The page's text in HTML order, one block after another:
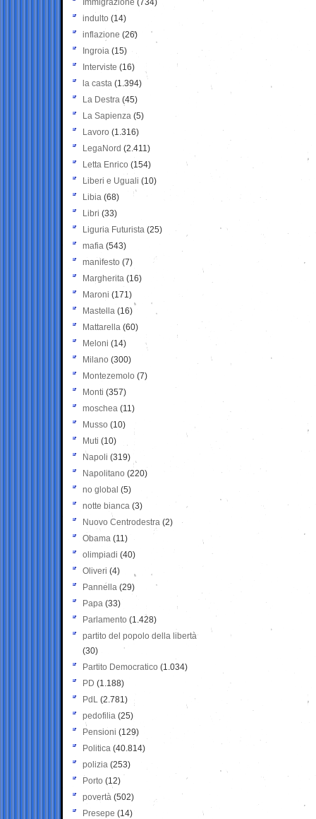
Immigrazione (734)
indulto (14)
inflazione (26)
Ingroia (15)
Interviste (16)
la casta (1.394)
La Destra (45)
La Sapienza (5)
Lavoro (1.316)
LegaNord (2.411)
Letta Enrico (154)
Liberi e Uguali (10)
Libia (68)
Libri (33)
Liguria Futurista (25)
mafia (543)
manifesto (7)
Margherita (16)
Maroni (171)
Mastella (16)
Mattarella (60)
Meloni (14)
Milano (300)
Montezemolo (7)
Monti (357)
moschea (11)
Musso (10)
Muti (10)
Napoli (319)
Napolitano (220)
no global (5)
notte bianca (3)
Nuovo Centrodestra (2)
Obama (11)
olimpiadi (40)
Oliveri (4)
Pannella (29)
Papa (33)
Parlamento (1.428)
partito del popolo della libertà
(30)
Partito Democratico (1.034)
PD (1.188)
PdL (2.781)
pedofilia (25)
Pensioni (129)
Politica (40.814)
polizia (253)
Porto (12)
povertà (502)
Presepe (14)